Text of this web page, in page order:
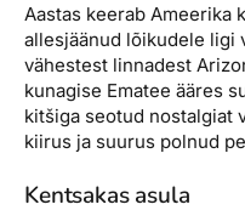
Aastas keerab Ameerika
allesjäänud lõikudele
vähestest linnadest
kunagise Ematee ääres
kitšiga seotud nostalgiat
kiirus ja suurus polnud
Kentsakas asula